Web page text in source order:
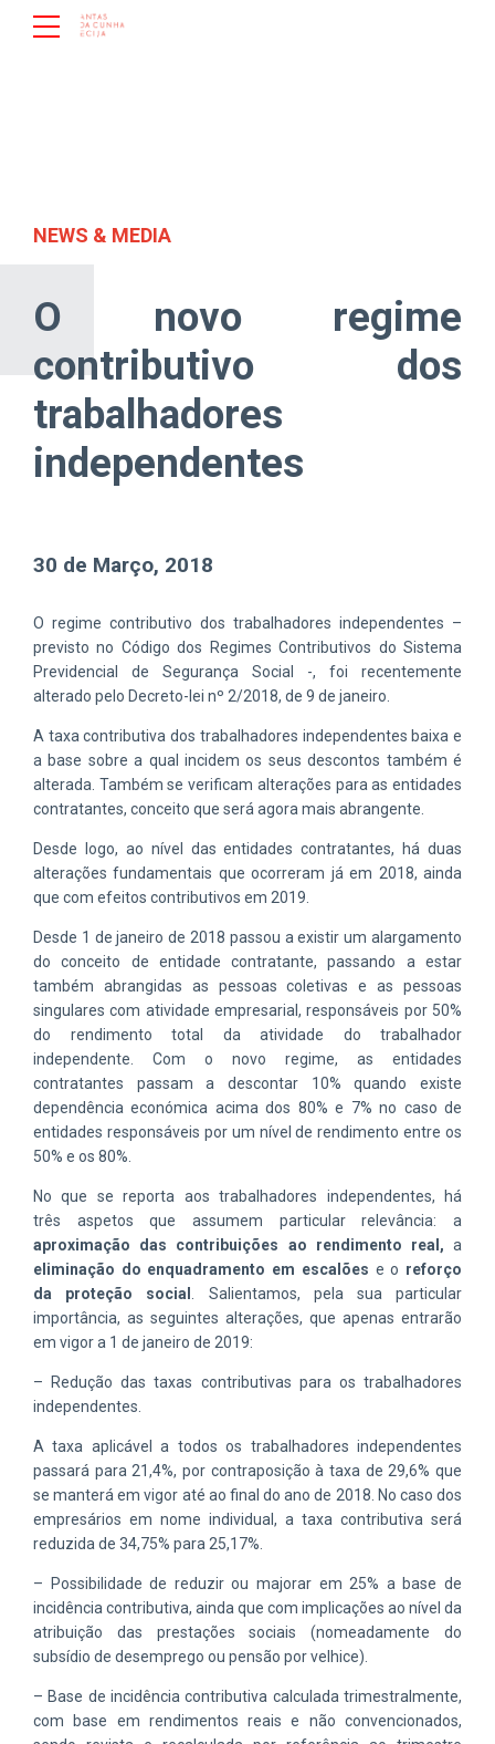
NEWS & MEDIA
O novo regime
contributivo dos
trabalhadores
independentes
30 de Março, 2018
O regime contributivo dos trabalhadores independentes –
previsto no Código dos Regimes Contributivos do Sistema
Previdencial de Segurança Social -, foi recentemente
alterado pelo Decreto-lei nº 2/2018, de 9 de janeiro.
A taxa contributiva dos trabalhadores independentes baixa e
a base sobre a qual incidem os seus descontos também é
alterada. Também se verificam alterações para as entidades
contratantes, conceito que será agora mais abrangente.
Desde logo, ao nível das entidades contratantes, há duas
alterações fundamentais que ocorreram já em 2018, ainda
que com efeitos contributivos em 2019.
Desde 1 de janeiro de 2018 passou a existir um alargamento
do conceito de entidade contratante, passando a estar
também abrangidas as pessoas coletivas e as pessoas
singulares com atividade empresarial, responsáveis por 50%
do rendimento total da atividade do trabalhador
independente. Com o novo regime, as entidades
contratantes passam a descontar 10% quando existe
dependência económica acima dos 80% e 7% no caso de
entidades responsáveis por um nível de rendimento entre os
50% e os 80%.
No que se reporta aos trabalhadores independentes, há
três aspetos que assumem particular relevância: a
aproximação das contribuições ao rendimento real,a
eliminação do enquadramento em escalões e o reforço
da proteção social . Salientamos, pela sua particular
importância, as seguintes alterações, que apenas entrarão
em vigor a 1 de janeiro de 2019:
– Redução das taxas contributivas para os trabalhadores
independentes.
A taxa aplicável a todos os trabalhadores independentes
passará para 21,4%, por contraposição à taxa de 29,6% que
se manterá em vigor até ao final do ano de 2018. No caso dos
empresários em nome individual, a taxa contributiva será
reduzida de 34,75% para 25,17%.
– Possibilidade de reduzir ou majorar em 25% a base de
incidência contributiva, ainda que com implicações ao nível da
atribuição das prestações sociais (nomeadamente do
subsídio de desemprego ou pensão por velhice).
– Base de incidência contributiva calculada trimestralmente,
com base em rendimentos reais e não convencionados,